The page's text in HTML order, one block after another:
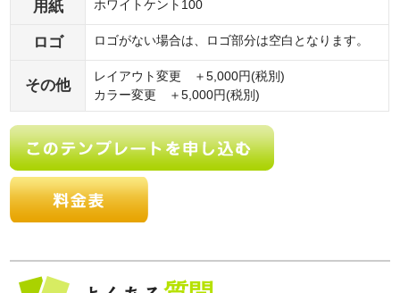
用紙 ホワイトケント100
ロゴ ロゴがない場合は、ロゴ部分は空白となります。
その他
レイアウト変更 ＋5,000円(税別)
カラー変更 ＋5,000円(税別)